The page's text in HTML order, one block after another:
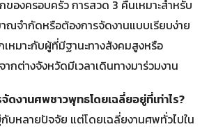
ของครอบครัว การสวด 3 คืนเหมาะสำหรับ
ณจำกัดหรือต้องการจัดงานแบบเรียบง่าย
หมาะกับผู้ที่มีฐานะทางสังคมสูงหรือ
กต่างจังหวัดมีเวลาเดินทางมาร่วมงาน
จัดงานศพชาวพุทธโดยเฉลี่ยอยู่ที่เท่าไร?
บหลายปัจจัย แต่โดยเฉลี่ยงานศพทั่วไปใน